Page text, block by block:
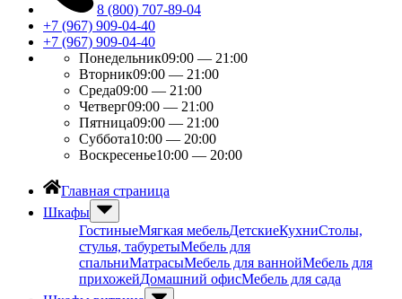
8 (800) 707-89-04
+7 (967) 909-04-40
+7 (967) 909-04-40
Понедельник09:00 — 21:00
Вторник09:00 — 21:00
Среда09:00 — 21:00
Четверг09:00 — 21:00
Пятница09:00 — 21:00
Суббота10:00 — 20:00
Воскресенье10:00 — 20:00
Главная страница
Шкафы
ГостиныеМягкая мебельДетскиеКухниСтолы,
стулья, табуретыМебель для
спальниМатрасыМебель для ваннойМебель для
прихожейДомашний офисМебель для сада